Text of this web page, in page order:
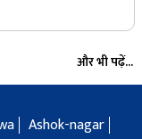
और भी पढ़ें...
Ashok-nagar